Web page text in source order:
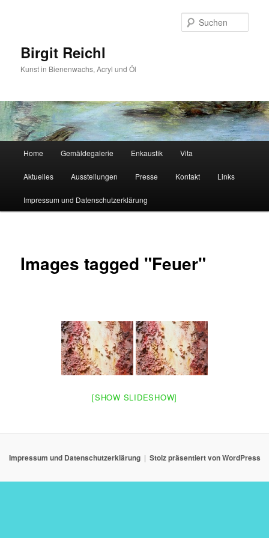
Birgit Reichl
Kunst in Bienenwachs, Acryl und Öl
Home Gemäldegalerie Enkaustik Vita
Aktuelles Ausstellungen Presse Kontakt Links
Impressum und Datenschutzerklärung
Images tagged "Feuer"
[SHOW SLIDESHOW]
Impressum und Datenschutzerklärung Stolz präsentiert von WordPress